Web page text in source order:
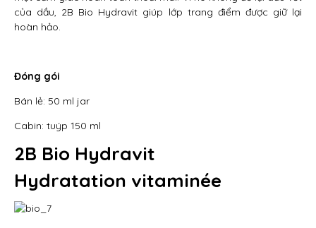
của dầu, 2B Bio Hydravit giúp lớp trang điểm được giữ lại
hoàn hảo.
Đóng gói
Bán lẻ: 50 ml jar
Cabin: tuýp 150 ml
2B Bio Hydravit
Hydratation vitaminée